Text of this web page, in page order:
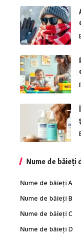
Nume de băieți
Nume de băieți A
Nume de băieți B
Nume de băieți C
Nume de băieți D